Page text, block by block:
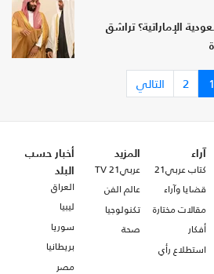
الإماراتية؟ تراشق
1
2 التالي
آراء
كتاب عربي21
قضايا وآراء
مقالات مختارة
أفكار
استطلاع رأي
المزيد
عربي21 TV
عالم الفن
تكنولوجيا
صحة
أخبار حسب
البلد
العراق
ليبيا
سوريا
بريطانيا
مصر